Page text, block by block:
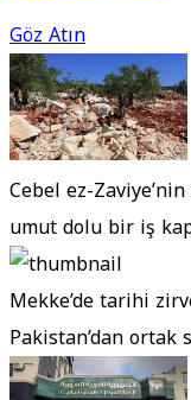
Göz Atın
Cebel ez-
umut dolu bir iş
Mekke’de tarihi
Pakistan’dan ortak